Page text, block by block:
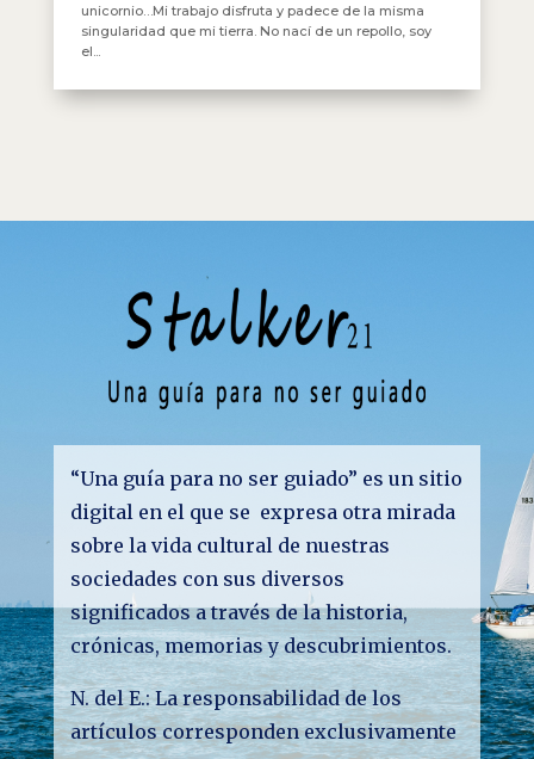
unicornio…Mi trabajo disfruta y padece de la misma
singularidad que mi tierra. No nací de un repollo, soy
el...
“Una guía para no ser guiado” es un sitio
digital en el que se expresa otra mirada
sobre la vida cultural de nuestras
sociedades con sus diversos
significados a través de la historia,
crónicas, memorias y descubrimientos.
N. del E.: La responsabilidad de los
artículos corresponden exclusivamente